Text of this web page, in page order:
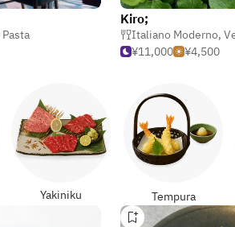
Pasta
Kiro;
Italiano Moderno,
¥11,000
¥4,500
Yakiniku Tempura